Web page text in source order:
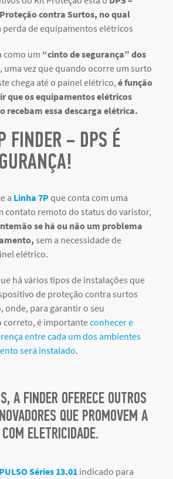
contra Surtos, no qual
perda de equipamentos elétricos
como um “cinto de segurança” dos
, uma vez que quando ocorre um surto
chega até o painel elétrico, é função
que os equipamentos elétricos
recebam essa descarga elétrica.
FINDER – DPS É
a Linha 7P que conta com uma
contato remoto do status do varistor,
se há ou não um problema
sem a necessidade de
elétrico.
há vários tipos de instalações que
de proteção contra surtos
onde, para garantir o seu
correto, é importanteconhecer e
entre cada um dos ambientes
será instalado.
A FINDER OFERECE OUTROS
QUE PROMOVEM A
ELETRICIDADE.
Séries 13.01 indicado para